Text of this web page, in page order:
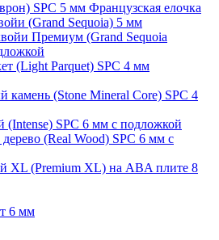
SPC 5 мм Французская елочка
(Grand Sequoia) 5 мм
Премиум (Grand Sequoia
(Light Parquet) SPC 4 мм
(Stone Mineral Core) SPC 4
SPC 6 мм с подложкой
(Real Wood) SPC 6 мм с
XL (Premium XL) на ABA плите 8
6 мм